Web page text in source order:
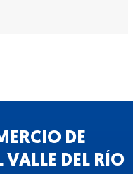
DE
VALLE DEL RÍO